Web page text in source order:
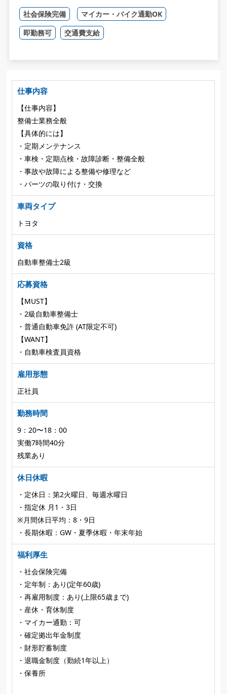
社会保険完備
マイカー・バイク通勤OK
即勤務可
交通費支給
仕事内容
【仕事内容】
整備士業務全般
【具体的には】
・定期メンテナンス
・車検・定期点検・故障診断・整備全般
・事故や故障による整備や修理など
・パーツの取り付け・交換
車両タイプ
トヨタ
資格
自動車整備士2級
応募資格
【MUST】
・2級自動車整備士
・普通自動車免許 (AT限定不可)
【WANT】
・自動車検査員資格
雇用形態
正社員
勤務時間
9：20〜18：00
実働7時間40分
残業あり
休日休暇
・定休日：第2火曜日、毎週水曜日
・指定休 月1・3日
※月間休日平均：8・9日
・長期休暇：GW・夏季休暇・年末年始
福利厚生
・社会保険完備
・定年制：あり(定年60歳)
・再雇用制度：あり(上限65歳まで)
・産休・育休制度
・マイカー通勤：可
・確定拠出年金制度
・財形貯蓄制度
・退職金制度（勤続1年以上）
・保養所